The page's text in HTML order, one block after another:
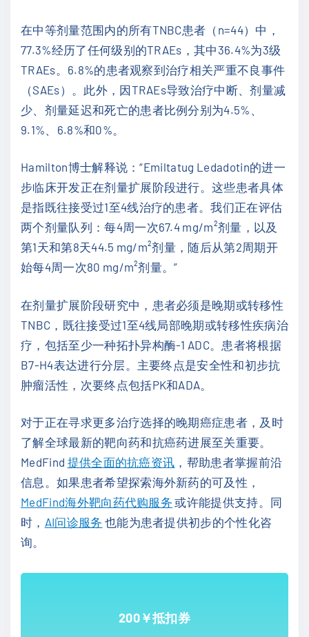
在中等剂量范围内的所有TNBC患者（n=44）中，
77.3%经历了任何级别的TRAEs，其中36.4%为3级
TRAEs。6.8%的患者观察到治疗相关严重不良事件
（SAEs）。此外，因TRAEs导致治疗中断、剂量减
少、剂量延迟和死亡的患者比例分别为4.5%、
9.1%、6.8%和0%。
Hamilton博士解释说：“Emiltatug Ledadotin的进一
步临床开发正在剂量扩展阶段进行。这些患者具体
是指既往接受过1至4线治疗的患者。我们正在评估
两个剂量队列：每4周一次67.4 mg/m²剂量，以及
第1天和第8天44.5 mg/m²剂量，随后从第2周期开
始每4周一次80 mg/m²剂量。”
在剂量扩展阶段研究中，患者必须是晚期或转移性
TNBC，既往接受过1至4线局部晚期或转移性疾病治
疗，包括至少一种拓扑异构酶-1 ADC。患者将根据
B7-H4表达进行分层。主要终点是安全性和初步抗
肿瘤活性，次要终点包括PK和ADA。
对于正在寻求更多治疗选择的晚期癌症患者，及时
了解全球最新的靶向药和抗癌药进展至关重要。
MedFind 提供全面的抗癌资讯 ，帮助患者掌握前沿
信息。如果患者希望探索海外新药的可及性，
MedFind海外靶向药代购服务 或许能提供支持。同
时， AI问诊服务 也能为患者提供初步的个性化咨
询。
200￥抵扣券